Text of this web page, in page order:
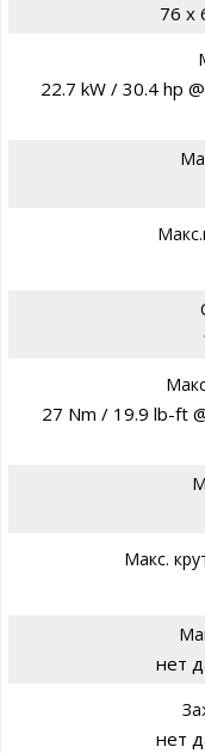
76 x
22.7 kW / 30.4 hp
27 Nm / 19.9 lb-ft
Макс.
нет
нет